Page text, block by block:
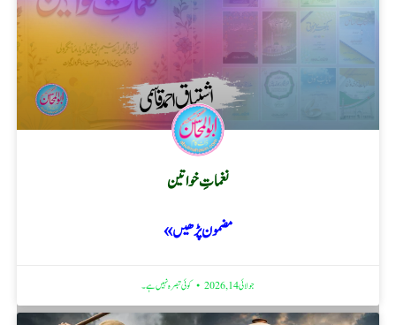
نغماتِ خواتین
مضمون پڑھیں »
جولائی 14, 2026 کوئی تبصرہ نہیں ہے۔